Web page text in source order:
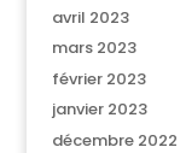
avril 2023
mars 2023
février 2023
janvier 2023
décembre 2022